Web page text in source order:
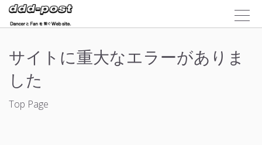
サイトに重大なエラーがありま
した
Top Page